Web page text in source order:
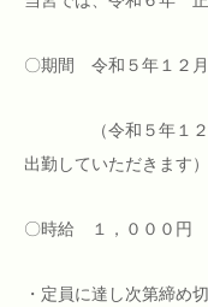
〇期間 令和５年１２
（令和５年１２月
出勤していただきます）
〇時給 １，０００円
・定員に達し次第締め